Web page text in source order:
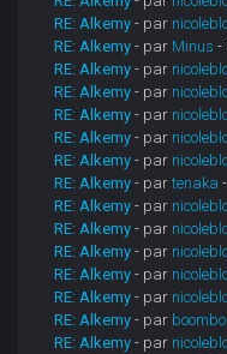
RE: Alkemy - par
RE: Alkemy - par Minus -
RE: Alkemy - par
RE: Alkemy - par
RE: Alkemy - par
RE: Alkemy - par
RE: Alkemy - par
RE: Alkemy - partenaka
RE: Alkemy - par
RE: Alkemy - par
RE: Alkemy - par
RE: Alkemy - par
RE: Alkemy - par
RE: Alkemy - par boombo
RE: Alkemy - par